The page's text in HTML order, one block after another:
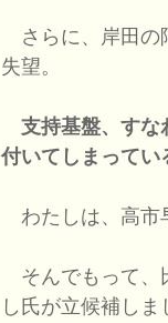
さらに、岸田の
失望。
支持基盤、すな
付いてしまってい
わたしは、高市
そんでもって、
し氏が立候補し